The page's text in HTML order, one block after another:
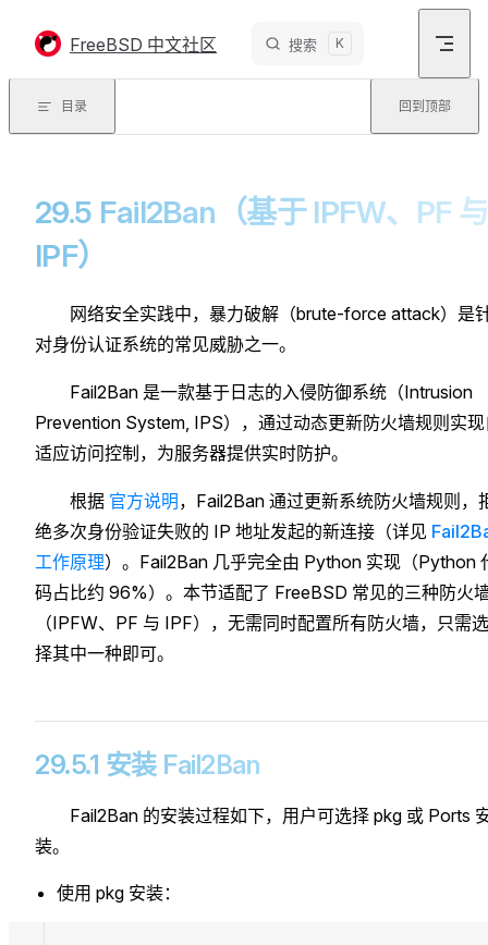
FreeBSD 中文社区 搜索 K
目录 回到顶部
29.5 Fail2Ban（基于 IPFW、PF 与
IPF）
网络安全实践中，暴力破解（brute-force attack）是
对身份认证系统的常见威胁之一。
Fail2Ban 是一款基于日志的入侵防御系统（Intrusion
Prevention System, IPS），通过动态更新防火墙规则实
适应访问控制，为服务器提供实时防护。
根据 官方说明，Fail2Ban 通过更新系统防火墙规则，
绝多次身份验证失败的 IP 地址发起的新连接（详见
工作原理）。Fail2Ban 几乎完全由 Python 实现（Python
码占比约 96%）。本节适配了 FreeBSD 常见的三种防火
（IPFW、PF 与 IPF），无需同时配置所有防火墙，只需选
择其中一种即可。
29.5.1 安装 Fail2Ban
Fail2Ban 的安装过程如下，用户可选择 pkg 或 Ports
装。
使用 pkg 安装：